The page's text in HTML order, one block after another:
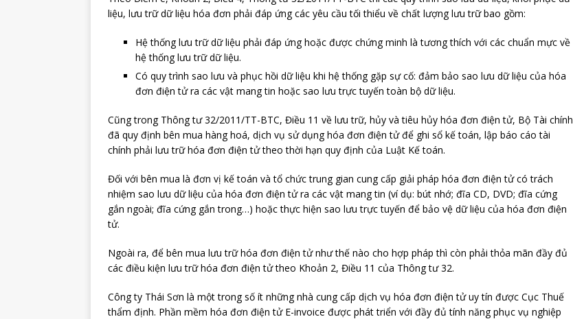
liệu, lưu trữ dữ liệu hóa đơn phải đáp ứng các yêu cầu tối thiểu về chất lượng lưu trữ bao gồm:
Hệ thống lưu trữ dữ liệu phải đáp ứng hoặc được chứng minh là tương thích với các chuẩn mực về
hệ thống lưu trữ dữ liệu.
Có quy trình sao lưu và phục hồi dữ liệu khi hệ thống gặp sự cố: đảm bảo sao lưu dữ liệu của hóa
đơn điện tử ra các vật mang tin hoặc sao lưu trực tuyến toàn bộ dữ liệu.
Cũng trong Thông tư 32/2011/TT-BTC, Điều 11 về lưu trữ, hủy và tiêu hủy hóa đơn điện tử, Bộ Tài chính
đã quy định bên mua hàng hoá, dịch vụ sử dụng hóa đơn điện tử để ghi sổ kế toán, lập báo cáo tài
chính phải lưu trữ hóa đơn điện tử theo thời hạn quy định của Luật Kế toán.
Đối với bên mua là đơn vị kế toán và tổ chức trung gian cung cấp giải pháp hóa đơn điện tử có trách
nhiệm sao lưu dữ liệu của hóa đơn điện tử ra các vật mang tin (ví dụ: bút nhớ; đĩa CD, DVD; đĩa cứng
gắn ngoài; đĩa cứng gắn trong…) hoặc thực hiện sao lưu trực tuyến để bảo vệ dữ liệu của hóa đơn điện
tử.
Ngoài ra, để bên mua lưu trữ hóa đơn điện tử như thế nào cho hợp pháp thì còn phải thỏa mãn đầy đủ
các điều kiện lưu trữ hóa đơn điện tử theo Khoản 2, Điều 11 của Thông tư 32.
Công ty Thái Sơn là một trong số ít những nhà cung cấp dịch vụ hóa đơn điện tử uy tín được Cục Thuế
thẩm định. Phần mềm hóa đơn điện tử E-invoice được phát triển với đầy đủ tính năng phục vụ nghiệp